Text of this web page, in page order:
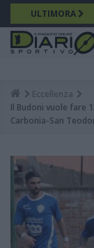
Salta
al
contenuto
principale
ULTIMORA
Eccellenza
Il Budoni vuole fare
Carbonia-San